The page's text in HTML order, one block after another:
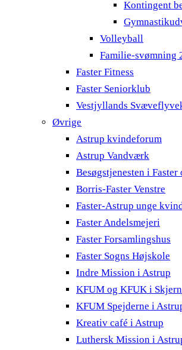
Kontingent
Volleyball
Familie-svømning
Faster Fitness
Faster Seniorklub
Vestjyllands
Øvrige
Astrup kvindeforum
Astrup Vandværk
Besøgstjenesten i Faster
Borris-Faster Venstre
Faster-Astrup unge
Faster Andelsmejeri
Faster Forsamlingshus
Faster Sogns Højskole
Indre Mission i Astrup
KFUM og KFUK i Skjern
KFUM Spejderne i
Kreativ café i Astrup
Luthersk Mission i